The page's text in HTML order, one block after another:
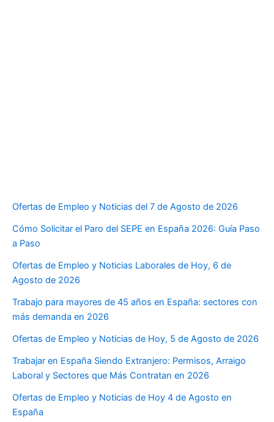
Ofertas de Empleo y Noticias del 7 de Agosto de 2026
Cómo Solicitar el Paro del SEPE en España 2026: Guía Paso
a Paso
Ofertas de Empleo y Noticias Laborales de Hoy, 6 de
Agosto de 2026
Trabajo para mayores de 45 años en España: sectores con
más demanda en 2026
Ofertas de Empleo y Noticias de Hoy, 5 de Agosto de 2026
Trabajar en España Siendo Extranjero: Permisos, Arraigo
Laboral y Sectores que Más Contratan en 2026
Ofertas de Empleo y Noticias de Hoy 4 de Agosto en
España